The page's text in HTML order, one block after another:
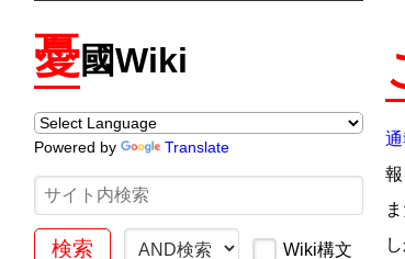
憂國Wiki
Powered by Translate
Wiki構文